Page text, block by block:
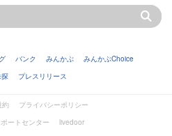
バンク みんかぶ
みんかぶChoice
プレスリリース
約
プライバシーポリシー
ートセンター
livedoor